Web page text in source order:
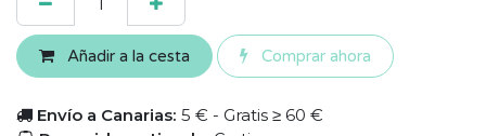
Añadir a la cesta Comprar ahora
Envío a Canarias: 5 € - Gratis ≥ 60 €